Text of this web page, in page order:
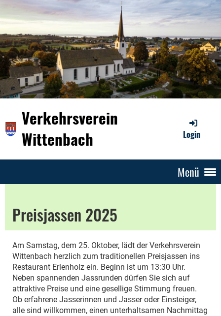
Verkehrsverein
Wittenbach
Login
Menü
Preisjassen 2025
Am Samstag, dem 25. Oktober, lädt der Verkehrsverein
Wittenbach herzlich zum traditionellen Preisjassen ins
Restaurant Erlenholz ein. Beginn ist um 13:30 Uhr.
Neben spannenden Jassrunden dürfen Sie sich auf
attraktive Preise und eine gesellige Stimmung freuen.
Ob erfahrene Jasserinnen und Jasser oder Einsteiger,
alle sind willkommen, einen unterhaltsamen Nachmittag